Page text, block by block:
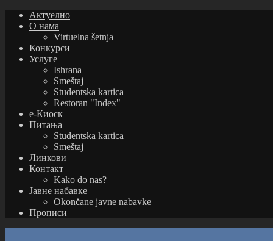
Актуелно
О нама
Virtuelna šetnja
Конкурси
Услуге
Ishrana
Smeštaj
Studentska kartica
Restoran "Index"
е-Киоск
Питања
Studentska kartica
Smeštaj
Линкови
Контакт
Kako do nas?
Јавне набавке
Okončane javne nabavke
Прописи